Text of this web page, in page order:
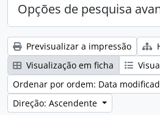
Opções de pesquisa
Previsualizar a impressão
Visualização em ficha
Ordenar por ordem: Data
Direção: Ascendente